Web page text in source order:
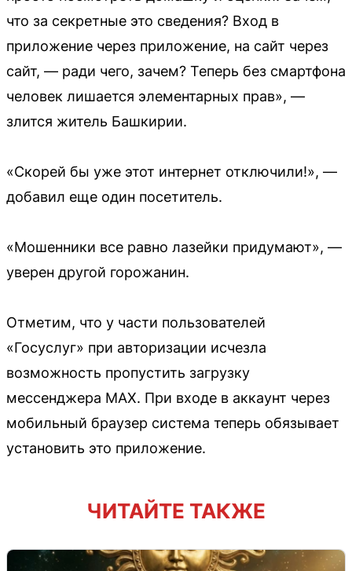
что за секретные это сведения? Вход в
приложение через приложение, на сайт через
сайт, — ради чего, зачем? Теперь без смартфона
человек лишается элементарных прав», —
злится житель Башкирии.
«Скорей бы уже этот интернет отключили!», —
добавил еще один посетитель.
«Мошенники все равно лазейки придумают», —
уверен другой горожанин.
Отметим, что у части пользователей
«Госуслуг» при авторизации исчезла
возможность пропустить загрузку
мессенджера MAX. При входе в аккаунт через
мобильный браузер система теперь обязывает
установить это приложение.
ЧИТАЙТЕ ТАКЖЕ